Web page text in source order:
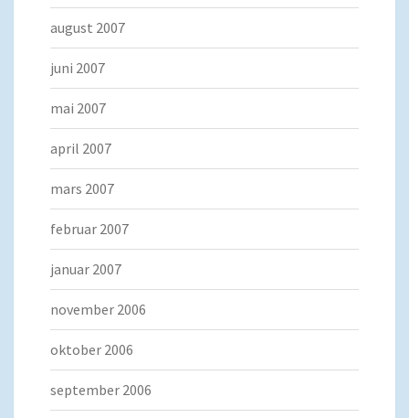
august 2007
juni 2007
mai 2007
april 2007
mars 2007
februar 2007
januar 2007
november 2006
oktober 2006
september 2006